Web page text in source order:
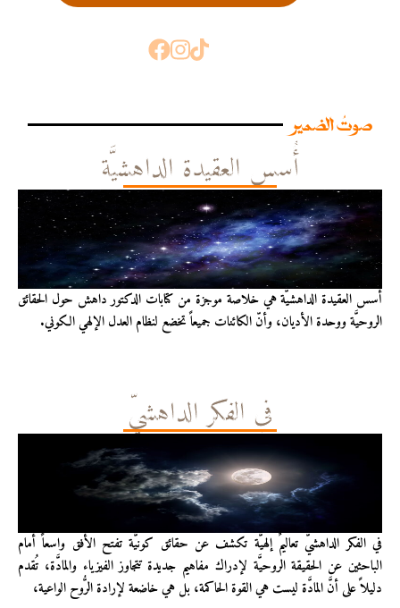
صوتُ الضمير
أُسس العقيدة الداهشيَّة
أُسس العقيدة الداهشيّة هي خلاصة موجزة من كتابات الدكتور داهش حول الحقائق
الروحيَّة ووحدة الأديان، وأنّ الكائنات جميعاً تخضع لنظام العدل الإلهي الكوني.
في الفكر الداهشيّ
في الفكر الداهشيّ تعاليمٌ إلهيَّة تكشف عن حقائق كونيَّة تفتح الأفق واسعاً أمام
الباحثين عن الحقيقة الروحيَّة لإدراك مفاهيم جديدة تتجاوز الفيزياء والمادَّة، تُقدم
دليلاً على أنَّ المادَّة ليست هي القوة الحاكمة، بل هي خاضعة لإرادة الرُّوح الواعية،